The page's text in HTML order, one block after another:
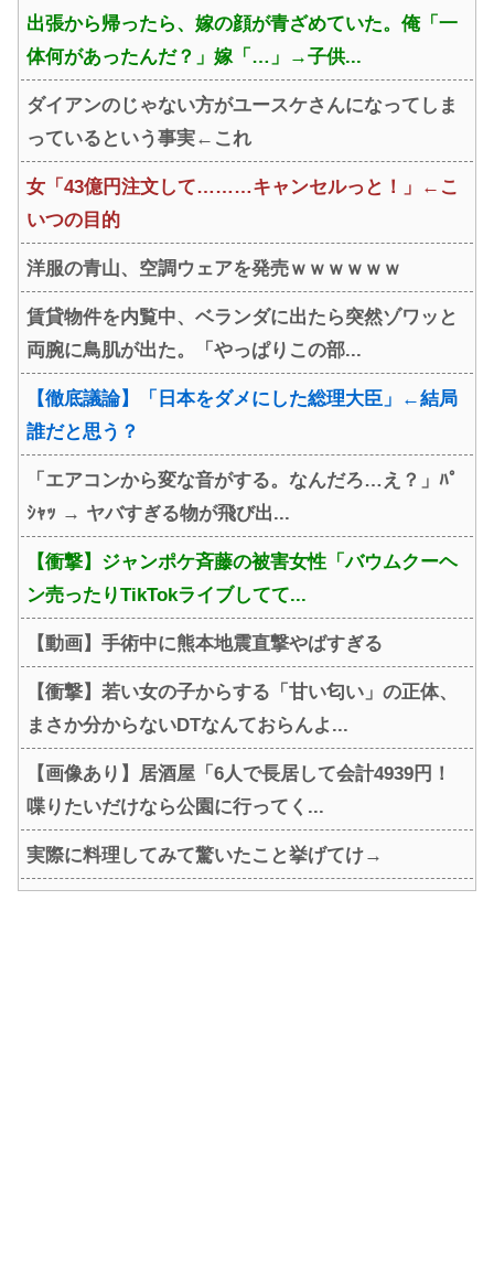
出張から帰ったら、嫁の顔が青ざめていた。俺「一
体何があったんだ？」嫁「…」→子供...
ダイアンのじゃない方がユースケさんになってしま
っているという事実←これ
女「43億円注文して………キャンセルっと！」←こ
いつの目的
洋服の青山、空調ウェアを発売ｗｗｗｗｗｗ
賃貸物件を内覧中、ベランダに出たら突然ゾワッと
両腕に鳥肌が出た。「やっぱりこの部...
【徹底議論】「日本をダメにした総理大臣」←結局
誰だと思う？
「エアコンから変な音がする。なんだろ…え？」ﾊﾟ
ｼｬｯ → ヤバすぎる物が飛び出...
【衝撃】ジャンポケ斉藤の被害女性「バウムクーヘ
ン売ったりTikTokライブしてて...
【動画】手術中に熊本地震直撃やばすぎる
【衝撃】若い女の子からする「甘い匂い」の正体、
まさか分からないDTなんておらんよ...
【画像あり】居酒屋「6人で長居して会計4939円！
喋りたいだけなら公園に行ってく...
実際に料理してみて驚いたこと挙げてけ→